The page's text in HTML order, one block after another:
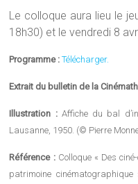
Le colloque aura lieu le
18h30) et le vendredi 8
Programme :Télécharger.
Extrait du bulletin de la
Illustration : Affiche du bal
Lausanne, 1950. (© Pierre
Référence : Colloque « Des
patrimoine